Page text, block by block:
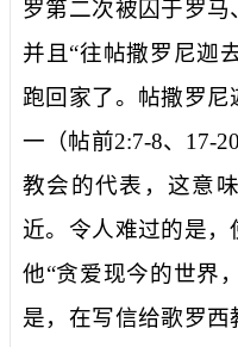
罗第二次被囚于罗马
并且“往帖撒罗尼迦
跑回家了。帖撒罗
一（帖前2:7-8、 17-20
教会的代表，这意
近。令人难过的是，
他“贪爱现今的世界
是，在写信给歌罗